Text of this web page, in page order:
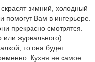
зимний, холодный
помогут Вам в интерьере.
прекрасно смотрятся.
или журнального)
то она будет
Кухня не самое